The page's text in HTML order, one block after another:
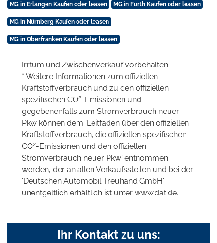
MG in Erlangen Kaufen oder leasen MG in Fürth Kaufen oder leasen
MG in Nürnberg Kaufen oder leasen
MG in Oberfranken Kaufen oder leasen
Irrtum und Zwischenverkauf vorbehalten.
* Weitere Informationen zum offiziellen
Kraftstoffverbrauch und zu den offiziellen
spezifischen CO2-Emissionen und
gegebenenfalls zum Stromverbrauch neuer
Pkw können dem 'Leitfaden über den offiziellen
Kraftstoffverbrauch, die offiziellen spezifischen
CO2-Emissionen und den offiziellen
Stromverbrauch neuer Pkw' entnommen
werden, der an allen Verkaufsstellen und bei der
'Deutschen Automobil Treuhand GmbH'
unentgeltlich erhältlich ist unter www.dat.de.
Ihr Kontakt zu uns: